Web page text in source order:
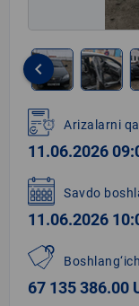
1
of
8
keyboard_arrow_left
Arizalarni
11.06.2026
Savdo
11.06.2026
67 135 386.00